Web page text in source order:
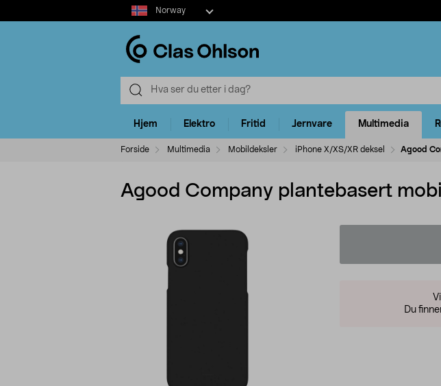
Select
market
Norway
Hjem Elektro Fritid Jernvare Multimedia
Forside Multimedia Mobildeksler iPhone X/XS/XR deksel Agood
Agood Company plantebasert
Du